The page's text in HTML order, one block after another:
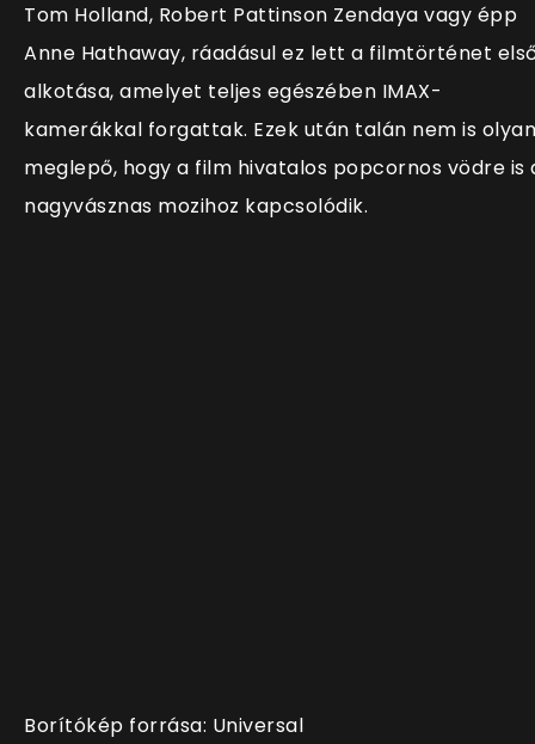
Tom Holland, Robert Pattinson Zendaya vagy épp
Anne Hathaway, ráadásul ez lett a filmtörténet
alkotása, amelyet teljes egészében IMAX-
kamerákkal forgattak. Ezek után talán nem is olyan
meglepő, hogy a film hivatalos popcornos vödre is
nagyvásznas mozihoz kapcsolódik.
Borítókép forrása: Universal